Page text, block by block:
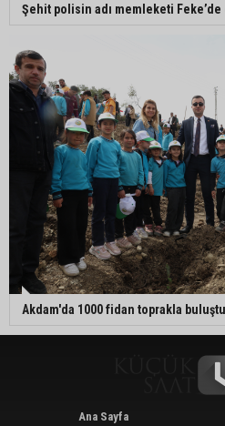
Şehit polisin adı memleketi
Akdam'da 1000 fidan toprakla buluştu
Ana Sayfa